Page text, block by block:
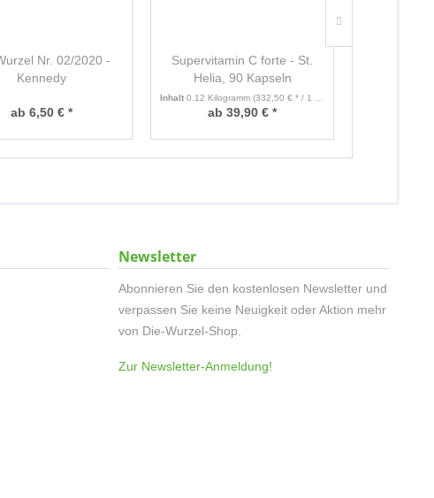
Nr. 02/2020 -
Kennedy
ab 6,50 € *
Supervitamin C forte - St.
Helia, 90 Kapseln
Inhalt0.12 Kilogramm(332,50 € * / 1 Kilogramm)
ab 39,90 € *
Newsletter
Abonnieren Sie den kostenlosen Newsletter und
verpassen Sie keine Neuigkeit oder Aktion mehr
von Die-Wurzel-Shop.
Zur Newsletter-Anmeldung!